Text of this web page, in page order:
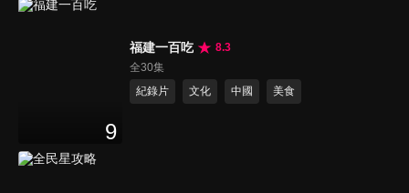
9
福建一百吃
8.3
全30集
紀錄片
文化 中國 美食